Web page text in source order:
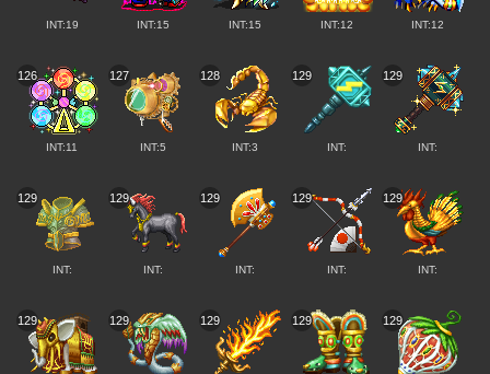
INT:19 INT:15 INT:15 INT:12 INT:12
126
INT:11
127
INT:5
128
INT:3
129
INT:
129
INT:
129
INT:
129
INT:
129
INT:
129
INT:
129
INT:
129 129 129 129 129